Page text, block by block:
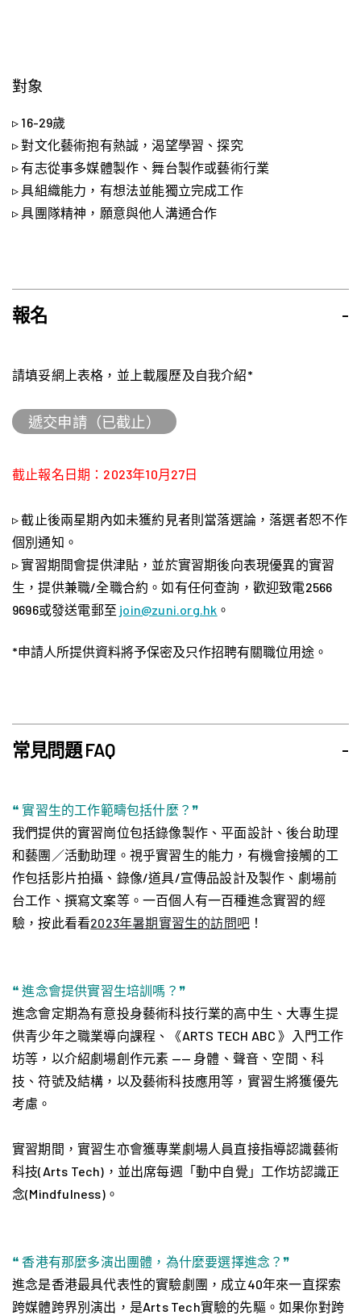
對象
▹ 16-29歲
▹ 對文化藝術抱有熱誠，渴望學習、探究
▹ 有志從事多媒體製作、舞台製作或藝術行業
▹ 具組織能力，有想法並能獨立完成工作
▹ 具團隊精神，願意與他人溝通合作
報名 -
請填妥網上表格，並上載履歷及自我介紹*
遞交申請（已截止）
截止報名日期：2023年10月27日
▹ 截止後兩星期內如未獲約見者則當落選論，落選者恕不作
個別通知。
▹ 實習期間會提供津貼，並於實習期後向表現優異的實習
生，提供兼職/全職合約。如有任何查詢，歡迎致電2566
9696或發送電郵至 join@zuni.org.hk 。
*申請人所提供資料將予保密及只作招聘有關職位用途。
常見問題 FAQ -
❝ 實習生的工作範疇包括什麼？❞
我們提供的實習崗位包括錄像製作、平面設計、後台助理
和藝團／活動助理。視乎實習生的能力，有機會接觸的工
作包括影片拍攝、錄像/道具/宣傳品設計及製作、劇場前
台工作、撰寫文案等。 一百個人有一百種進念實習的經
驗，按此看看2023年暑期實習生的訪問吧 ！
❝ 進念會提供實習生培訓嗎？❞
進念會定期為有意投身藝術科技行業的高中生、大專生提
供青少年之職業導向課程、《ARTS TECH ABC 》入門工作
坊等，以介紹劇場創作元素 —— 身體、聲音、空間、科
技、符號及結構，以及藝術科技應用等，實習生將獲優先
考慮。
實習期間，實習生亦會獲專業劇場人員直接指導認識藝術
科技(Arts Tech)，並出席每週「動中自覺」工作坊認識正
念(Mindfulness)。
❝ 香港有那麼多演出團體，為什麼要選擇進念？❞
進念是香港最具代表性的實驗劇團，成立40年來一直探索
跨媒體跨界別演出，是Arts Tech實驗的先驅。如果你對跨